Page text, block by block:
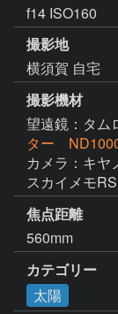
f14 ISO160
撮影地
横須賀 自宅
撮影機材
望遠鏡：タム
ター
カメラ：キヤ
スカイメモRS
焦点距離
560mm
カテゴリー
太陽